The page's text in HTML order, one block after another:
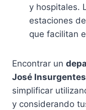
y hospitales.
estaciones
que facilitan
Encontrar un
José Insurgentes
simplificar
y considerando